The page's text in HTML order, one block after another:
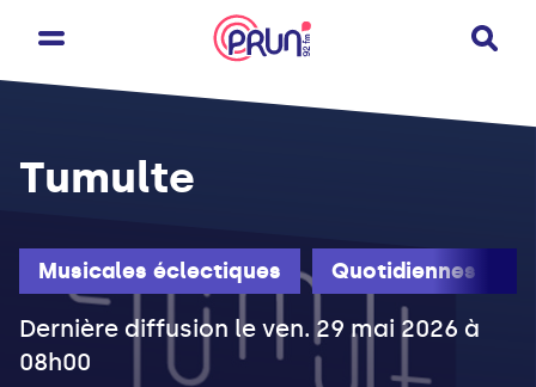
Musicales éclectiques Quotidiennes
Tumulte
Dernière diffusion le ven. 29 mai 2026 à
08h00